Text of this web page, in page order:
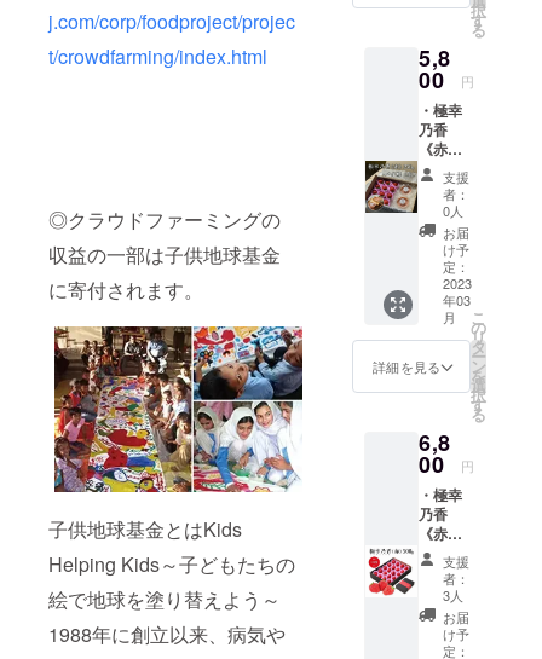
j.com/corp/foodproject/projec
t/crowdfarming/index.html
◎クラウドファーミングの
収益の一部は子供地球基金
に寄付されます。
子供地球基金とはKids
Helping Kids～子どもたちの
絵で地球を塗り替えよう～
1988年に創立以来、病気や
量：
100g 賞
味期
限：製
造後7日
保存方
法：
10℃以
下で保
存 製造
者：園
村苺園
園村竹
識 熊本
県宇土
町993
法：直
射日
温多湿
の場所
は避け
て下さ
い。 製
造者：
園村苺
園 〒
869-
0404 熊
本県宇
土市走
潟町993
ラッ
シュタ
イプ
「ぷち
苺」 原
材料：
いちご
（熊本
産さち
のか）
内容
量：
500g×2
袋 賞味
期限：
未開封
状態で
より1年
な日付
はラベ
載） 保
存方
法：-18
℃以下
で保存
して下
さい。
製造
択
す
る
5,8
00 円
・極幸
乃香
《赤》
250g＋
バタ苺
（生）
100g ・
生産者
レポー
1,650円
込み。
名称：
極幸乃
香
量：
250g
（目
安：7～
10粒）
賞味期
限：配
送日か
ら約3日
(なるべ
くお早
めにお
支援
者：
0人
お届
け予
定：
2023
年03
月
詳細を見る
こ
の
リ
タ
ー
ン
を
選
択
す
る
6,8
00 円
・極幸
乃香
《赤》
500g ・
生産者
レポー
ト 送料
1,650円
込み。
支援
者：
3人
お届
け予
定：